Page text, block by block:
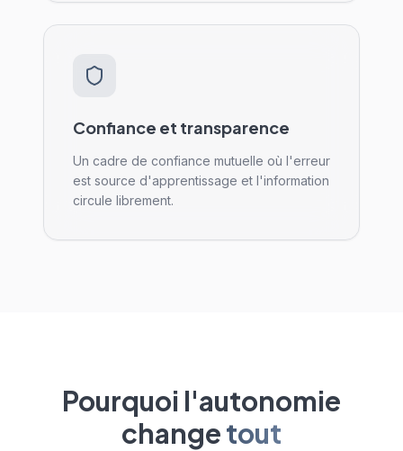
Confiance et transparence
Un cadre de confiance mutuelle où l'erreur
est source d'apprentissage et l'information
circule librement.
Pourquoi l'autonomie
changetout